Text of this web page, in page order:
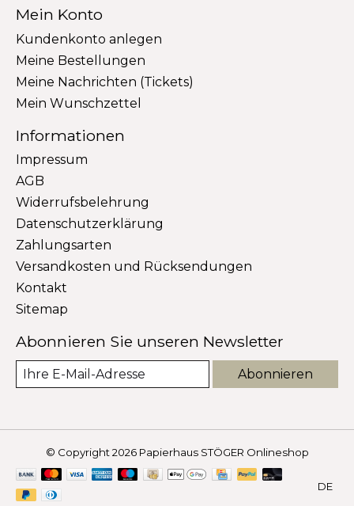
Mein Konto
Kundenkonto anlegen
Meine Bestellungen
Meine Nachrichten (Tickets)
Mein Wunschzettel
Informationen
Impressum
AGB
Widerrufsbelehrung
Datenschutzerklärung
Zahlungsarten
Versandkosten und Rücksendungen
Kontakt
Sitemap
Abonnieren Sie unseren Newsletter
Abonnieren
© Copyright 2026 Papierhaus STÖGER Onlineshop
DE